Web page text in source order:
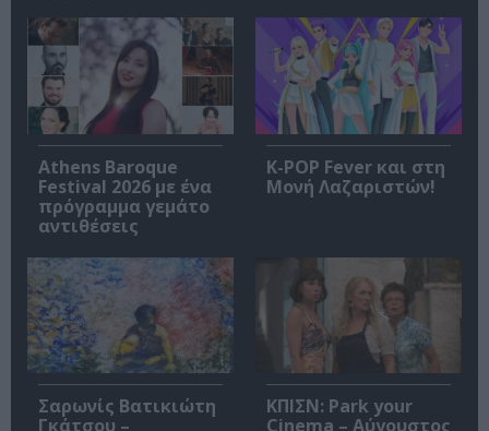
Athens Baroque
Festival 2026 με ένα
πρόγραμμα γεμάτο
αντιθέσεις
K-POP Fever και στη
Μονή Λαζαριστών!
Σαρωνίς Βατικιώτη
Γκάτσου –
ΚΠΙΣΝ: Park your
Cinema – Αύγουστος